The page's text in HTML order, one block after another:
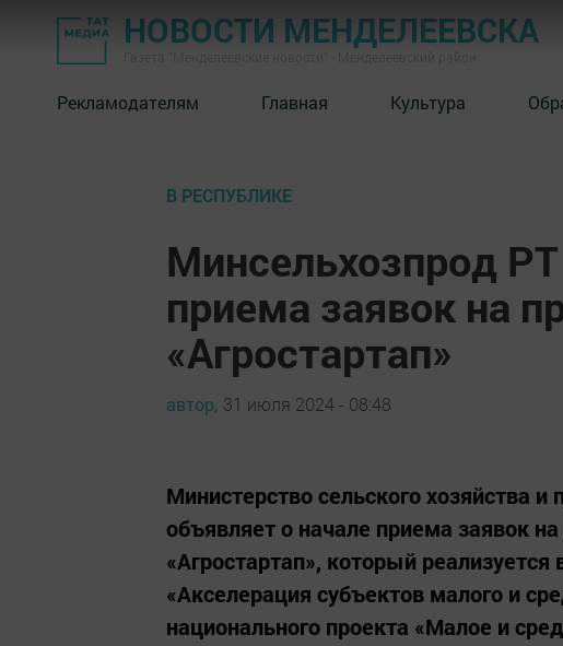
НОВОСТИ МЕНДЕЛЕЕВСКА
Рекламодателям Главная Культура
В РЕСПУБЛИКЕ
Минсельхозпрод
приема заявок на
«Агростартап»
автор, 31 июля 2024 - 08:48
Министерство сельского хозяйства
объявляет о начале приема заявок
«Агростартап», который
«Акселерация субъектов малого и
национального проекта «Малое и